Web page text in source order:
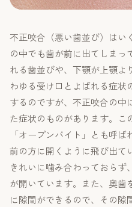
不正咬合（悪い歯並び）はい
の中でも歯が前に出てしまっ
れる歯並びや、下顎が上顎よ
わゆる受け口とよばれる症状
するのですが、不正咬合の中
た症状のものがあります。こ
「オープンバイト」とも呼
前の方に開くように飛び出て
きれいに噛み合わっておらず
が開いています。また、奥歯
に隙間ができるので、その隙